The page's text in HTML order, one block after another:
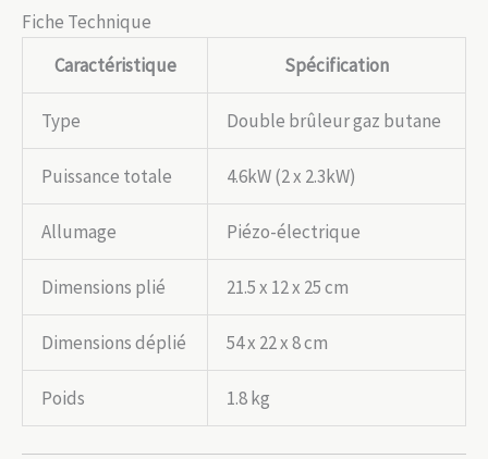
Fiche Technique
Caractéristique
Spécification
Type Double brûleur gaz butane
Puissance totale 4.6kW (2 x 2.3kW)
Allumage Piézo-électrique
Dimensions plié 21.5 x 12 x 25 cm
Dimensions déplié 54 x 22 x 8 cm
Poids 1.8 kg